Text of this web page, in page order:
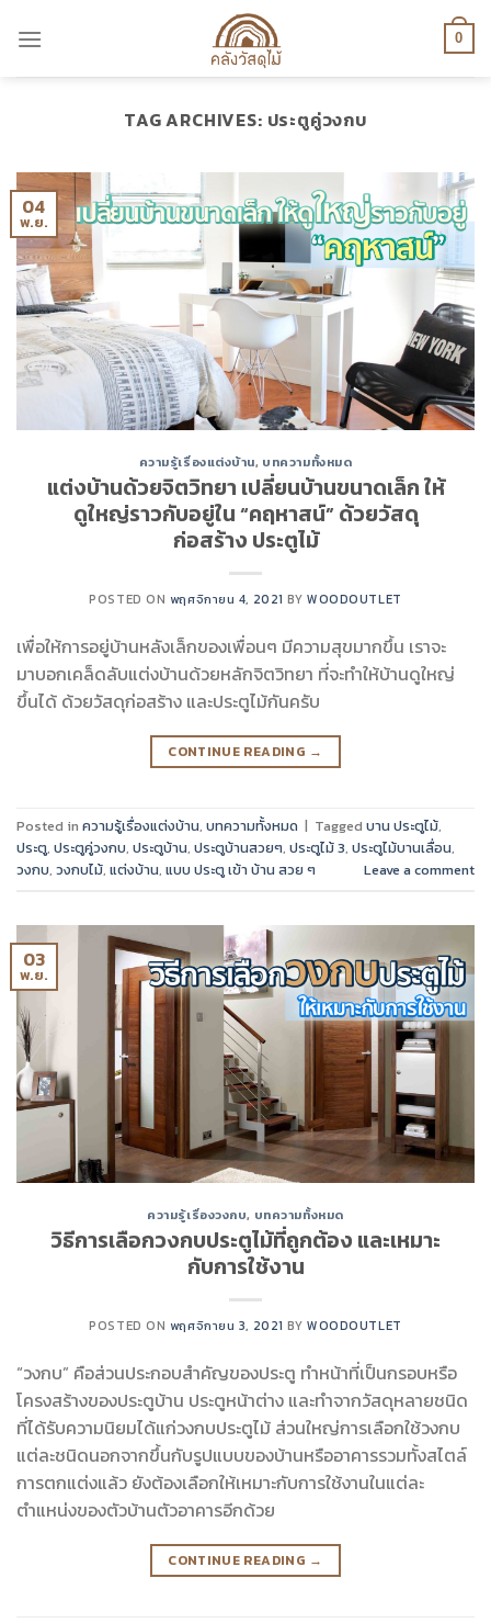
0
TAG ARCHIVES: ประตูคู่วงกบ
04
พ.ย.
ความรู้เรื่องแต่งบ้าน, บทความทั้งหมด
แต่งบ้านด้วยจิตวิทยา เปลี่ยนบ้านขนาดเล็ก ให้
ดูใหญ่ราวกับอยู่ใน “คฤหาสน์” ด้วยวัสดุ
ก่อสร้าง ประตูไม้
POSTED ON พฤศจิกายน 4, 2021 BYWOODOUTLET
เพื่อให้การอยู่บ้านหลังเล็กของเพื่อนๆ มีความสุขมากขึ้น เราจะ
มาบอกเคล็ดลับแต่งบ้านด้วยหลักจิตวิทยา ที่จะทำให้บ้านดูใหญ่
ขึ้นได้ ด้วยวัสดุก่อสร้าง และประตูไม้กันครับ
CONTINUE READING →
Posted in ความรู้เรื่องแต่งบ้าน, บทความทั้งหมด | Tagged บาน ประตูไม้,
ประตู, ประตูคู่วงกบ, ประตูบ้าน, ประตูบ้านสวยๆ, ประตูไม้ 3, ประตูไม้บานเลื่อน,
วงกบ, วงกบไม้, แต่งบ้าน, แบบ ประตู เข้า บ้าน สวย ๆ Leave a comment
03
พ.ย.
ความรู้เรื่องวงกบ, บทความทั้งหมด
วิธีการเลือกวงกบประตูไม้ที่ถูกต้อง และเหมาะ
กับการใช้งาน
POSTED ON พฤศจิกายน 3, 2021 BYWOODOUTLET
“วงกบ” คือส่วนประกอบสำคัญของประตู ทำหน้าที่เป็นกรอบหรือ
โครงสร้างของประตูบ้าน ประตูหน้าต่าง และทำจากวัสดุหลายชนิด
ที่ได้รับความนิยมได้แก่วงกบประตูไม้ ส่วนใหญ่การเลือกใช้วงกบ
แต่ละชนิดนอกจากขึ้นกับรูปแบบของบ้านหรืออาคารรวมทั้งสไตล์
การตกแต่งแล้ว ยังต้องเลือกให้เหมาะกับการใช้งานในแต่ละ
ตำแหน่งของตัวบ้านตัวอาคารอีกด้วย
CONTINUE READING →